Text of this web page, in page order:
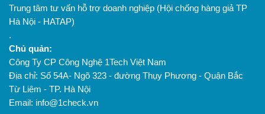
Trung tâm tư vấn hỗ trợ doanh nghiệp (Hội chống hàng giả TP
Hà Nội - HATAP)
.
Chủ quản:
Công Ty CP Công Nghệ 1Tech Việt Nam
Địa chỉ: Số 54A- Ngõ 323 - đường Thụy Phương - Quận Bắc
Từ Liêm - TP. Hà Nội
Email: info@1check.vn